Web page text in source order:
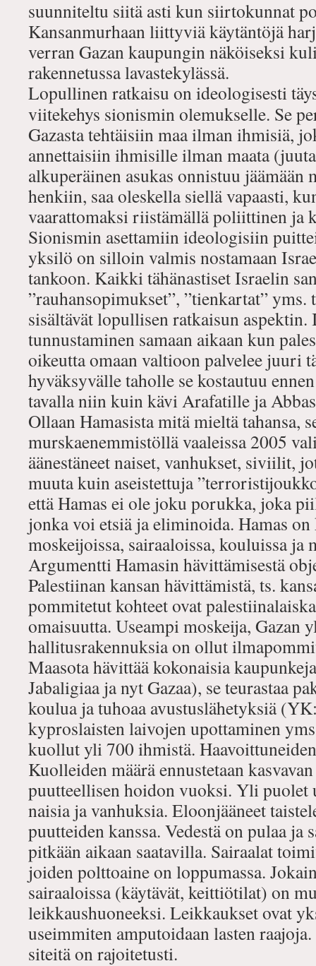
suunniteltu siitä asti kun siirtokunnat
Kansanmurhaan liittyviä käytäntöjä
verran Gazan kaupungin näköiseksi
rakennetussa lavastekylässä.
Lopullinen ratkaisu on ideologisesti
viitekehys sionismin olemukselle. Se
Gazasta tehtäisiin maa ilman ihmisiä,
annettaisiin ihmisille ilman maata
alkuperäinen asukas onnistuu jäämään
henkiin, saa oleskella siellä vapaasti,
vaarattomaksi riistämällä poliittinen ja
Sionismin asettamiin ideologisiin
yksilö on silloin valmis nostamaan
tankoon. Kaikki tähänastiset Israelin
”rauhansopimukset”, ”tienkartat” yms.
sisältävät lopullisen ratkaisun
tunnustaminen samaan aikaan kun
oikeutta omaan valtioon palvelee juuri
hyväksyvälle taholle se kostautuu
tavalla niin kuin kävi Arafatille ja
Ollaan Hamasista mitä mieltä tahansa,
murskaenemmistöllä vaaleissa 2005
äänestäneet naiset, vanhukset, siviilit,
muuta kuin aseistettuja
että Hamas ei ole joku porukka, joka
jonka voi etsiä ja eliminoida. Hamas
moskeijoissa, sairaaloissa, kouluissa ja
Argumentti Hamasin hävittämisestä
Palestiinan kansan hävittämistä, ts.
pommitetut kohteet ovat
omaisuutta. Useampi moskeija, Gazan
hallitusrakennuksia on ollut
Maasota hävittää kokonaisia
Jabaligiaa ja nyt Gazaa), se teurastaa
koulua ja tuhoaa avustuslähetyksiä
kyproslaisten laivojen upottaminen
kuollut yli 700 ihmistä.
Kuolleiden määrä ennustetaan
puutteellisen hoidon vuoksi. Yli puolet
naisia ja vanhuksia. Eloonjääneet
puutteiden kanssa. Vedestä on pulaa ja
pitkään aikaan saatavilla. Sairaalat
joiden polttoaine on loppumassa.
sairaaloissa (käytävät, keittiötilat) on
leikkaushuoneeksi. Leikkaukset ovat
useimmiten amputoidaan lasten
siteitä on rajoitetusti.